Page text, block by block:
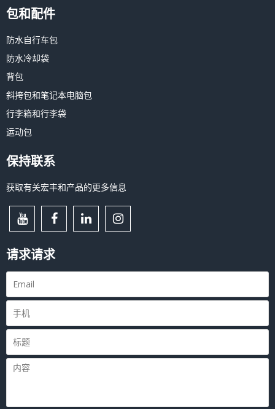
包和配件
防水自行车包
防水冷却袋
背包
斜挎包和笔记本电脑包
行李箱和行李袋
运动包
保持联系
获取有关宏丰和产品的更多信息
请求请求